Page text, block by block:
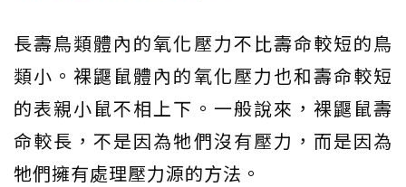
長壽鳥類體內的氧化壓力不比壽命較短的鳥
類小。裸鼴鼠體內的氧化壓力也和壽命較短
的表親小鼠不相上下。一般說來，裸鼴鼠壽
命較長，不是因為牠們沒有壓力，而是因為
牠們擁有處理壓力源的方法。